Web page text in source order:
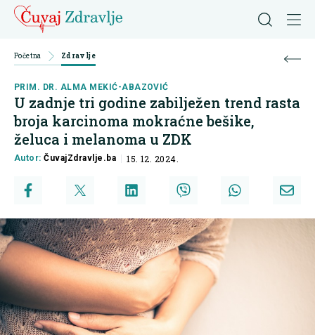
Početna Zdravlje
PRIM. DR. ALMA MEKIĆ-ABAZOVIĆ
U zadnje tri godine zabilježen trend rasta
broja karcinoma mokraćne bešike,
želuca i melanoma u ZDK
Autor:ČuvajZdravlje.ba 15. 12. 2024.